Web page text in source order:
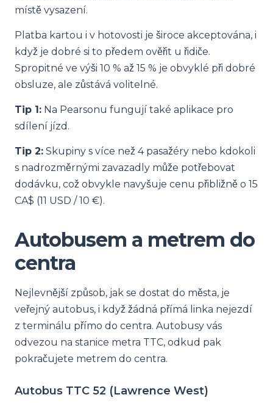
místě vysazení.
Platba kartou i v hotovosti je široce akceptována, i
když je dobré si to předem ověřit u řidiče.
Spropitné ve výši 10 % až 15 % je obvyklé při dobré
obsluze, ale zůstává volitelné.
Tip 1: Na Pearsonu fungují také aplikace pro
sdílení jízd.
Tip 2: Skupiny s více než 4 pasažéry nebo kdokoli
s nadrozměrnými zavazadly může potřebovat
dodávku, což obvykle navyšuje cenu přibližně o 15
CA$ (11 USD / 10 €).
Autobusem a metrem do
centra
Nejlevnější způsob, jak se dostat do města, je
veřejný autobus, i když žádná přímá linka nejezdí
z terminálu přímo do centra. Autobusy vás
odvezou na stanice metra TTC, odkud pak
pokračujete metrem do centra.
Autobus TTC 52 (Lawrence West)